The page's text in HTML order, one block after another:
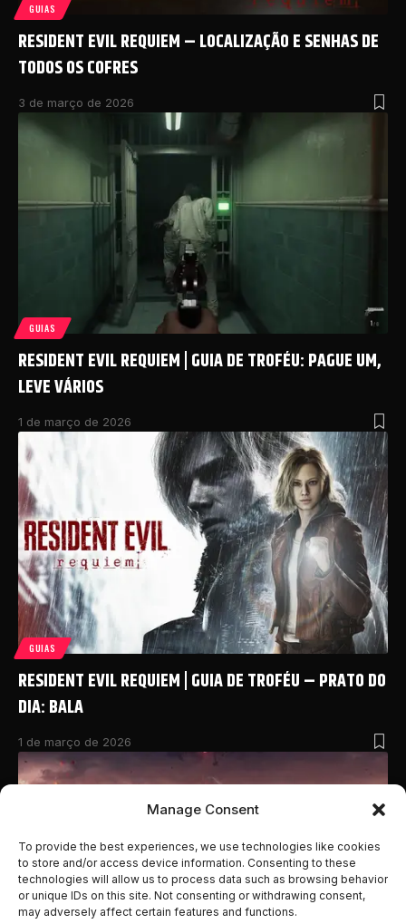
Manage Consent
To provide the best experiences, we use technologies like cookies
to store and/or access device information. Consenting to these
technologies will allow us to process data such as browsing behavior
or unique IDs on this site. Not consenting or withdrawing consent,
may adversely affect certain features and functions.
GUIAS
RESIDENT EVIL REQUIEM – LOCALIZAÇÃO E SENHAS DE
TODOS OS COFRES
3 de março de 2026
GUIAS
RESIDENT EVIL REQUIEM | GUIA DE TROFÉU: PAGUE UM,
LEVE VÁRIOS
1 de março de 2026
GUIAS
RESIDENT EVIL REQUIEM | GUIA DE TROFÉU – PRATO DO
DIA: BALA
1 de março de 2026